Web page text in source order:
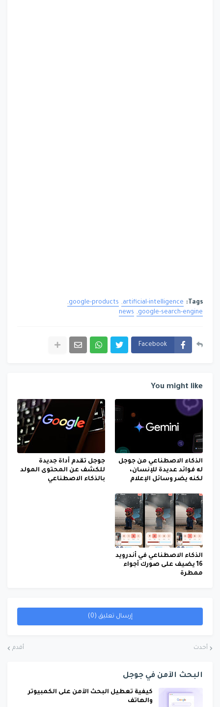
Tags:
artificial-intelligence
google-products
google-search-engine
news
Facebook
You might like
الذكاء الاصطناعي من جوجل
له فوائد عديدة للإنسان،
لكنه يضر وسائل الإعلام
جوجل تقدم أداة جديدة
للكشف عن المحتوى المولد
بالذكاء الاصطناعي
الذكاء الاصطناعي في أندرويد
16 يضيف على صورك أجواء
ممطرة
إرسال تعليق (0)
أحدث أقدم
البحث الآمن في جوجل
كيفية تعطيل البحث الآمن على الكمبيوتر
والهاتف